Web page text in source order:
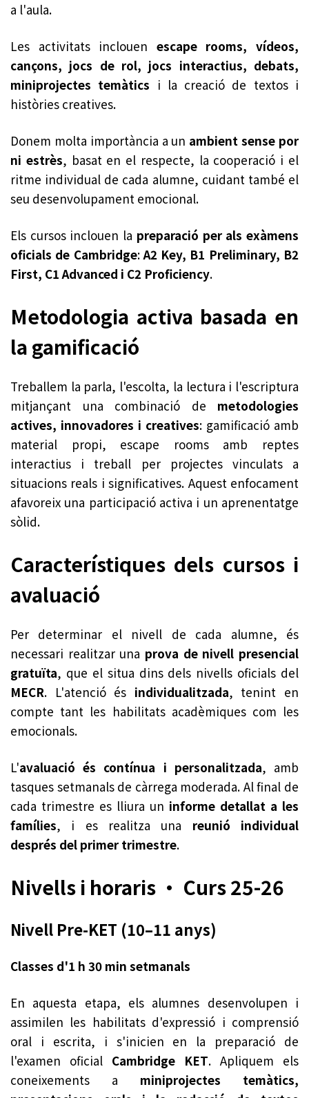
a l'aula.
Les activitats inclouen escape rooms, vídeos,
cançons, jocs de rol, jocs interactius, debats,
miniprojectes temàtics i la creació de textos i
històries creatives.
Donem molta importància a un ambient sense por
ni estrès, basat en el respecte, la cooperació i el
ritme individual de cada alumne, cuidant també el
seu desenvolupament emocional.
Els cursos inclouen la preparació per als exàmens
oficials de Cambridge:A2 Key, B1 Preliminary, B2
First, C1 Advanced i C2 Proficiency.
Metodologia activa basada en
la gamificació
Treballem la parla, l'escolta, la lectura i l'escriptura
mitjançant una combinació de metodologies
actives, innovadores i creatives: gamificació amb
material propi, escape rooms amb reptes
interactius i treball per projectes vinculats a
situacions reals i significatives. Aquest enfocament
afavoreix una participació activa i un aprenentatge
sòlid.
Característiques dels cursos i
avaluació
Per determinar el nivell de cada alumne, és
necessari realitzar una prova de nivell presencial
gratuïta, que el situa dins dels nivells oficials del
MECR. L'atenció és individualitzada, tenint en
compte tant les habilitats acadèmiques com les
emocionals.
L'avaluació és contínua i personalitzada, amb
tasques setmanals de càrrega moderada. Al final de
cada trimestre es lliura un informe detallat a les
famílies, i es realitza una reunió individual
després del primer trimestre.
Nivells i horaris · Curs 25-26
Nivell Pre-KET (10–11 anys)
Classes d'1 h 30 min setmanals
En aquesta etapa, els alumnes desenvolupen i
assimilen les habilitats d'expressió i comprensió
oral i escrita, i s'inicien en la preparació de
l'examen oficial Cambridge KET. Apliquem els
coneixements a miniprojectes temàtics,